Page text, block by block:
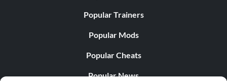
Popular Trainers
Popular Mods
Popular Cheats
Popular News